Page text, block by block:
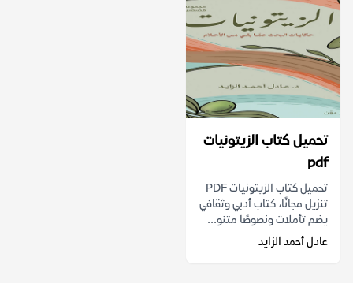
تحميل كتاب الزيتونيات
pdf
تحميل كتاب الزيتونيات PDF
تنزيل مجانًا، كتاب أدبي وثقافي
يضم تأملات ونصوصًا متنو...
عادل أحمد الزايد